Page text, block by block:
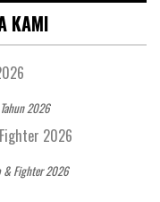
KAMI
2026
& Fighter 2026